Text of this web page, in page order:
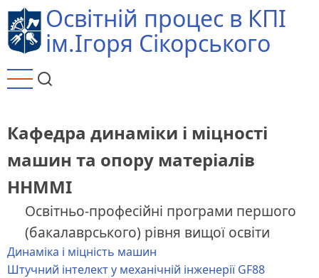
Перейти
до
основного
Освітній процес в КПІ
ім.Ігоря Сікорського
Кафедра динаміки і міцності
машин та опору матеріалів
ННММІ
Освітньо-професійні програми першого
(бакалаврського) рівня вищої освіти
Динаміка і міцність машин
Штучний інтелект у механічній інженерії GF88